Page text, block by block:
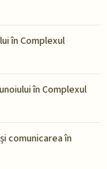
în Complexul
în Complexul
comunicarea în